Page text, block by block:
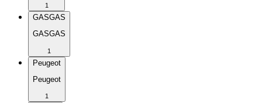
1
GASGAS
GASGAS
1
Peugeot
Peugeot
1